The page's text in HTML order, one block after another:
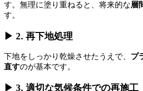
す。無理に塗り重ねると、将来的な層
す。
▶ 2. 再下地処理
下地をしっかり乾燥させたうえで、 プ
直すのが基本です。
▶ 3. 適切な気候条件での再施工